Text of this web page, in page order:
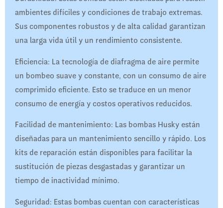
ambientes difíciles y condiciones de trabajo extremas.
Sus componentes robustos y de alta calidad garantizan
una larga vida útil y un rendimiento consistente.
Eficiencia: La tecnología de diafragma de aire permite
un bombeo suave y constante, con un consumo de aire
comprimido eficiente. Esto se traduce en un menor
consumo de energía y costos operativos reducidos.
Facilidad de mantenimiento: Las bombas Husky están
diseñadas para un mantenimiento sencillo y rápido. Los
kits de reparación están disponibles para facilitar la
sustitución de piezas desgastadas y garantizar un
tiempo de inactividad mínimo.
Seguridad: Estas bombas cuentan con características